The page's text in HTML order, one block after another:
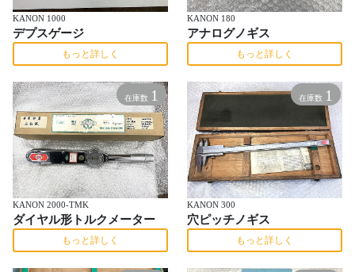
KANON 1000
デプスゲージ
もっと詳しく
KANON 180
アナログノギス
もっと詳しく
在庫数 1
KANON 2000-TMK
ダイヤル形トルクメーター
もっと詳しく
在庫数 1
KANON 300
穴ピッチノギス
もっと詳しく